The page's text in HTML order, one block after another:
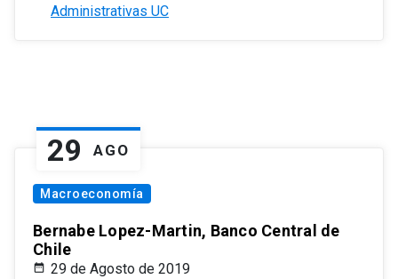
Administrativas UC
29 AGO
Macroeconomía
Bernabe Lopez-Martin, Banco Central de
Chile
29 de Agosto de 2019